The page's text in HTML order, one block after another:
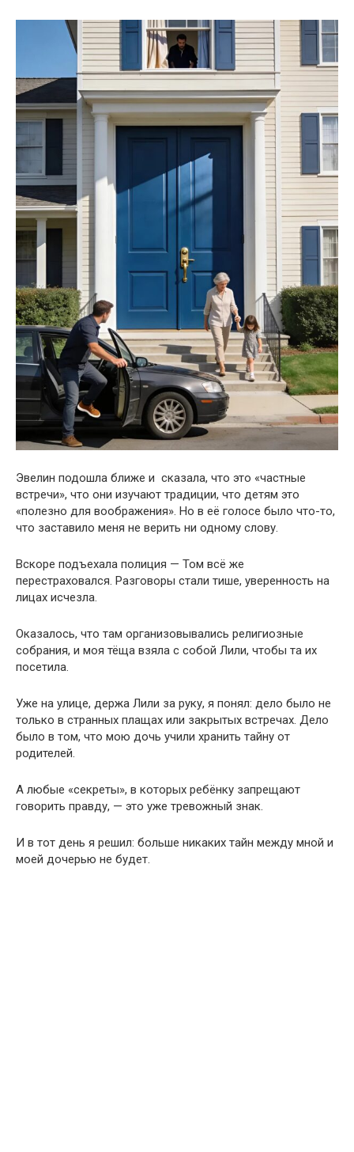
Эвелин подошла ближе и сказала, что это «частные
встречи», что они изучают традиции, что детям это
«полезно для воображения». Но в её голосе было что-то,
что заставило меня не верить ни одному слову.
Вскоре подъехала полиция — Том всё же
перестраховался. Разговоры стали тише, уверенность на
лицах исчезла.
Оказалось, что там организовывались религиозные
собрания, и моя тёща взяла с собой Лили, чтобы та их
посетила.
Уже на улице, держа Лили за руку, я понял: дело было не
только в странных плащах или закрытых встречах. Дело
было в том, что мою дочь учили хранить тайну от
родителей.
А любые «секреты», в которых ребёнку запрещают
говорить правду, — это уже тревожный знак.
И в тот день я решил: больше никаких тайн между мной и
моей дочерью не будет.